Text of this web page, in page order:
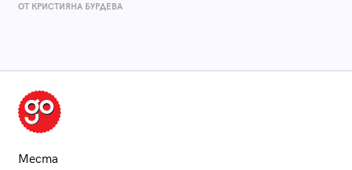
ОТ КРИСТИЯНА БУРДЕВА
Места